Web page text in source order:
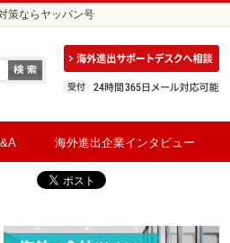
策ならヤッパン号
海外進出企業インタビュー